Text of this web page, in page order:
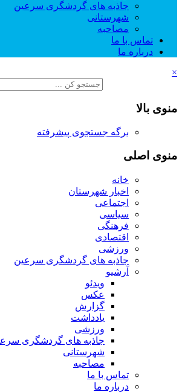
جاذبه های گردشگری سرعین
شهرستانی
مصاحبه
تماس با ما
درباره ما
×
منوی بالا
برگه جستجوی پیشرفته
منوی اصلی
خانه
اخبار شهرستان
اجتماعی
سیاسی
فرهنگی
اقتصادی
ورزشی
جاذبه های گردشگری سرعین
آرشیو
ویدئو
عکس
گزارش
یادداشت
ورزشی
جاذبه های گردشگری
شهرستانی
مصاحبه
تماس با ما
درباره ما